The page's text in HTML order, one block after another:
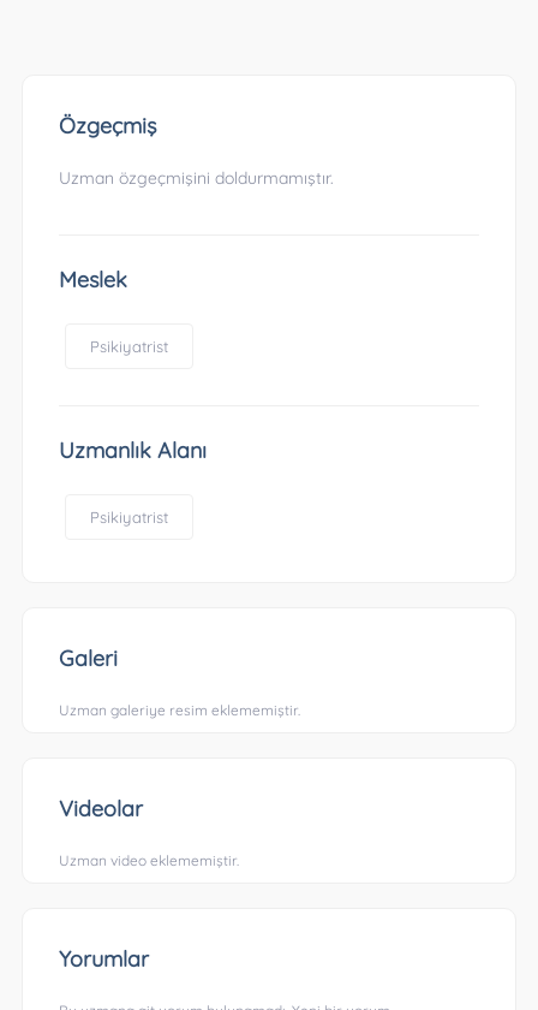
Özgeçmiş
Uzman özgeçmişini doldurmamıştır.
Meslek
Psikiyatrist
Uzmanlık Alanı
Psikiyatrist
Galeri
Uzman galeriye resim eklememiştir.
Videolar
Uzman video eklememiştir.
Yorumlar